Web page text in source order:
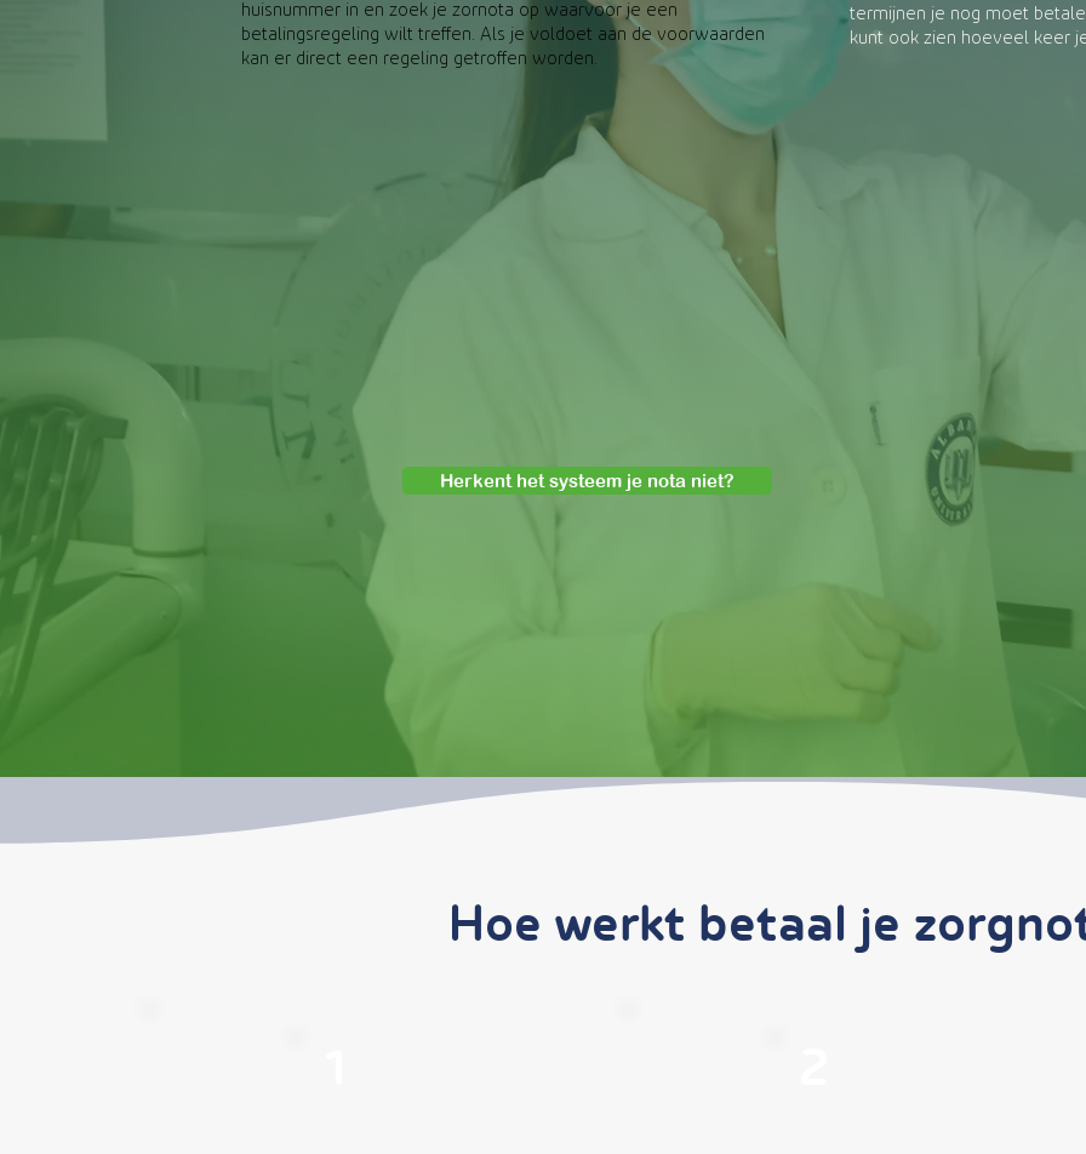
huisnummer in en zoek je zornota op waarvoor je een
betalingsregeling wilt treffen. Als je voldoet aan de voorwaarden
kan er direct een regeling getroffen worden.
Herkent het systeem je nota niet?
termijnen je nog moet
kunt ook zien hoeveel keer
Hoe werkt betaal je